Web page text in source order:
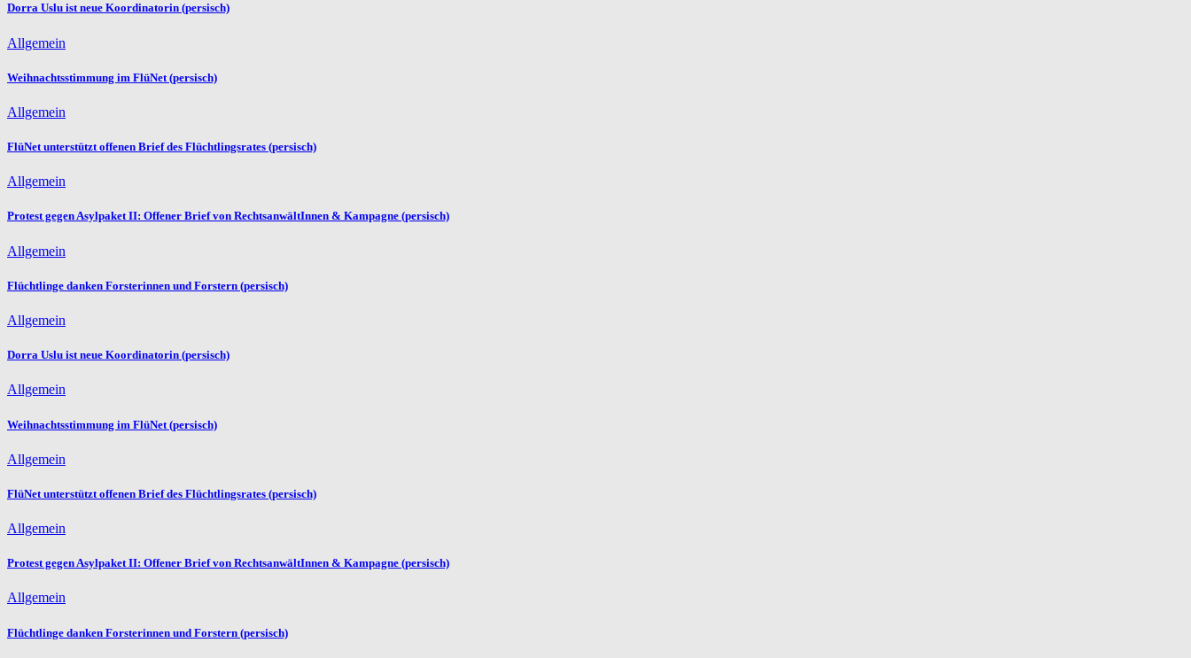
Dorra Uslu ist neue Koordinatorin (persisch)
Allgemein
Weihnachtsstimmung im FlüNet (persisch)
Allgemein
FlüNet unterstützt offenen Brief des Flüchtlingsrates (persisch)
Allgemein
Protest gegen Asylpaket II: Offener Brief von RechtsanwältInnen & Kampagne (persisch)
Allgemein
Flüchtlinge danken Forsterinnen und Forstern (persisch)
Allgemein
Dorra Uslu ist neue Koordinatorin (persisch)
Allgemein
Weihnachtsstimmung im FlüNet (persisch)
Allgemein
FlüNet unterstützt offenen Brief des Flüchtlingsrates (persisch)
Allgemein
Protest gegen Asylpaket II: Offener Brief von RechtsanwältInnen & Kampagne (persisch)
Allgemein
Flüchtlinge danken Forsterinnen und Forstern (persisch)